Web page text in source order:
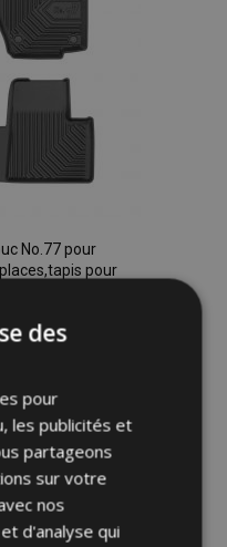
No.77 pour
places,tapis pour
Ajouter
à la
liste
des
pour
les publicités et
partageons
sur votre
nos
d'analyse qui